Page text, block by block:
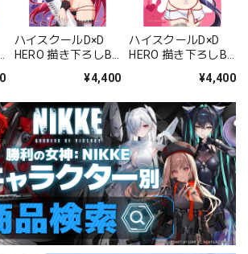
ハイスクールD×D
HERO 描き下ろしB2
ス・グレモリー/黒
¥4,400
ハイスクールD×D
HERO 描き下ろしB2
朱乃/白ナース)Wス
¥4,400